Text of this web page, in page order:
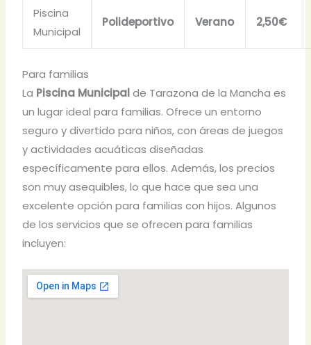
Piscina
Municipal
Polideportivo Verano 2,50€
Para familias
La Piscina Municipal de Tarazona de la Mancha es
un lugar ideal para familias. Ofrece un entorno
seguro y divertido para niños, con áreas de juegos
y actividades acuáticas diseñadas
específicamente para ellos. Además, los precios
son muy asequibles, lo que hace que sea una
excelente opción para familias con hijos. Algunos
de los servicios que se ofrecen para familias
incluyen: